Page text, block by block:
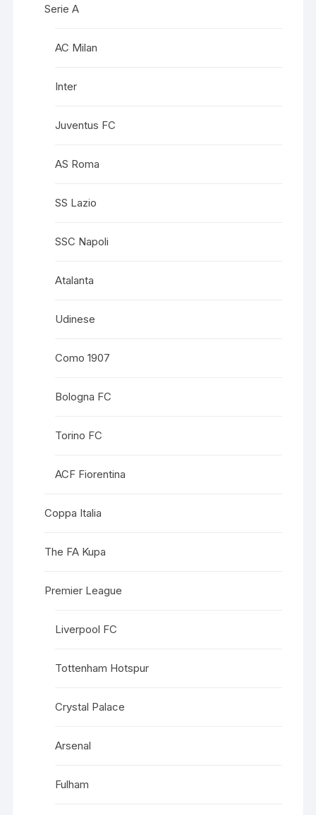
Serie A
AC Milan
Inter
Juventus FC
AS Roma
SS Lazio
SSC Napoli
Atalanta
Udinese
Como 1907
Bologna FC
Torino FC
ACF Fiorentina
Coppa Italia
The FA Kupa
Premier League
Liverpool FC
Tottenham Hotspur
Crystal Palace
Arsenal
Fulham